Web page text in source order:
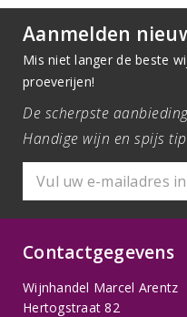
Aanmelden
Mis niet langer de beste
proeverijen!
De scherpste
Handige wijn en spijs
Contactgegevens
Wijnhandel Marcel Arentz
Hertogstraat 82